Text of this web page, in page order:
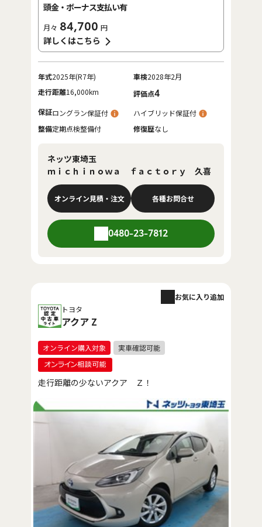
頭金・ボーナス支払い有
月々 84,700 円
詳しくはこちら
年式2025年(R7年) 車検2028年2月
走行距離16,000km 評価点4
保証ロングラン保証付
ハイブリッド保証付
整備定期点検整備付 修復歴なし
ネッツ東埼玉
ｍｉｃｈｉｎｏｗａ ｆａｃｔｏｒｙ 久喜
オンライン見積・注文 各種お問合せ
0480-23-7812
トヨタ
アクア Z
お気に入り追加
走行距離の少ないアクア Ｚ！